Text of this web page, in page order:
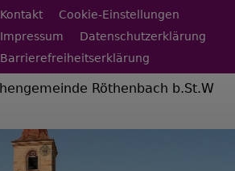
Kontakt
Cookie-Einstellungen
Impressum
Datenschutzerklärung
Barrierefreiheitserklärung
Röthenbach b.St.W